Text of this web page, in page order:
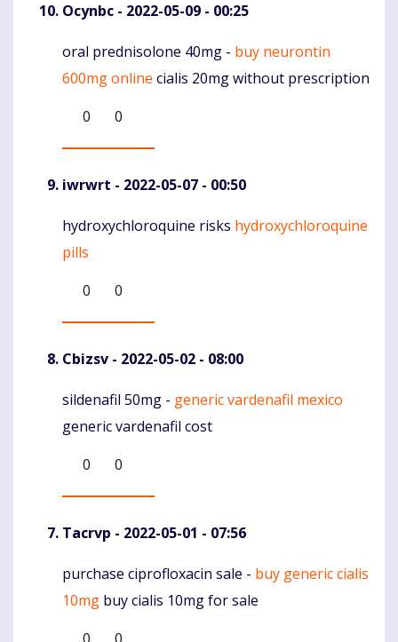
Ocynbc - 2022-05-09 - 00:25
Komentaras
oral prednisolone 40mg - buy neurontin
600mg online cialis 20mg without prescription
0
0
iwrwrt - 2022-05-07 - 00:50
Komentaras
hydroxychloroquine risks hydroxychloroquine
pills
0
0
Cbizsv - 2022-05-02 - 08:00
Komentaras
sildenafil 50mg - generic vardenafil mexico
generic vardenafil cost
0
0
Tacrvp - 2022-05-01 - 07:56
Komentaras
purchase ciprofloxacin sale - buy generic cialis
10mg buy cialis 10mg for sale